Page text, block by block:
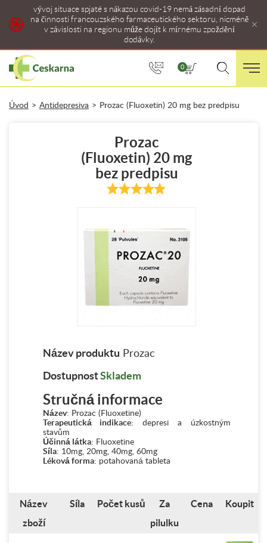
vývoj situace spjaté s nákazou covid-19 nemá zásadní dopad
na činnosti francouzského farmaceutického sektoru, nicméně
v závislosti na regionu může dojít k mírnému zpoždění
dodávky.
0
Úvod > Antidepresiva > Prozac (Fluoxetin) 20 mg bez predpisu
Prozac
(Fluoxetin) 20 mg
bez predpisu
Název produktu Prozac
DostupnostSkladem
Stručná informace
Název: Prozac (Fluoxetine)
Terapeutická indikace: depresi a úzkostným
stavům
Účinná látka: Fluoxetine
Síla: 10mg, 20mg, 40mg, 60mg
Léková forma: potahovaná tableta
Název
zboží
Síla Počet kusů
Za
pilulku
Cena Koupit